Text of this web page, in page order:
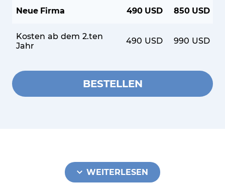
Neue Firma 490 USD 850 USD
Kosten ab dem 2.ten
Jahr
490 USD 990 USD
BESTELLEN
WEITERLESEN